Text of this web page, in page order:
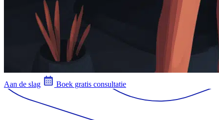
Aan de slag Boek gratis consultatie